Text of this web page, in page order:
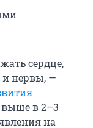
сердце,
и нервы, —
выше в 2–3
на